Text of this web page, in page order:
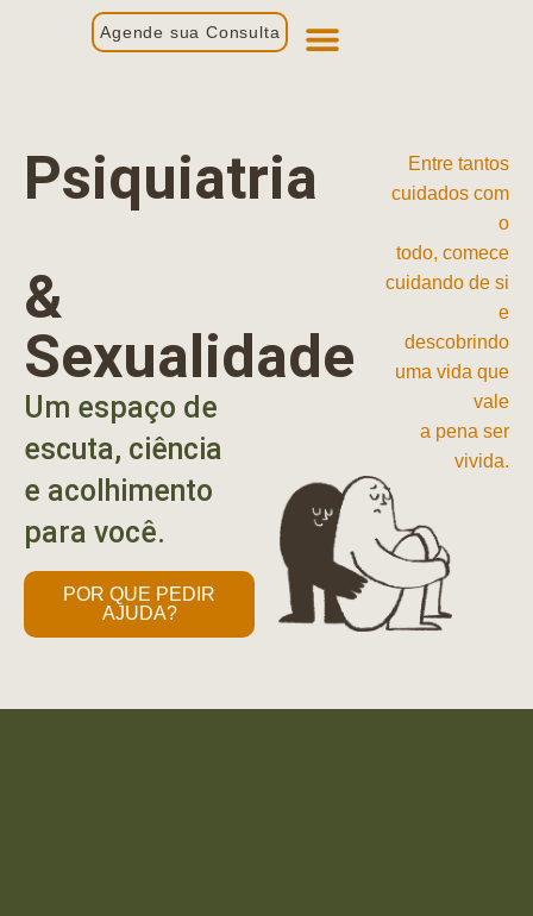
Agende sua Consulta
Psiquiatria
&
Sexualidade
Um espaço de
escuta, ciência
e acolhimento
para você.
POR QUE PEDIR
AJUDA?
Entre tantos
cuidados com
o
todo, comece
cuidando de si
e
descobrindo
uma vida que
vale
a pena ser
vivida.